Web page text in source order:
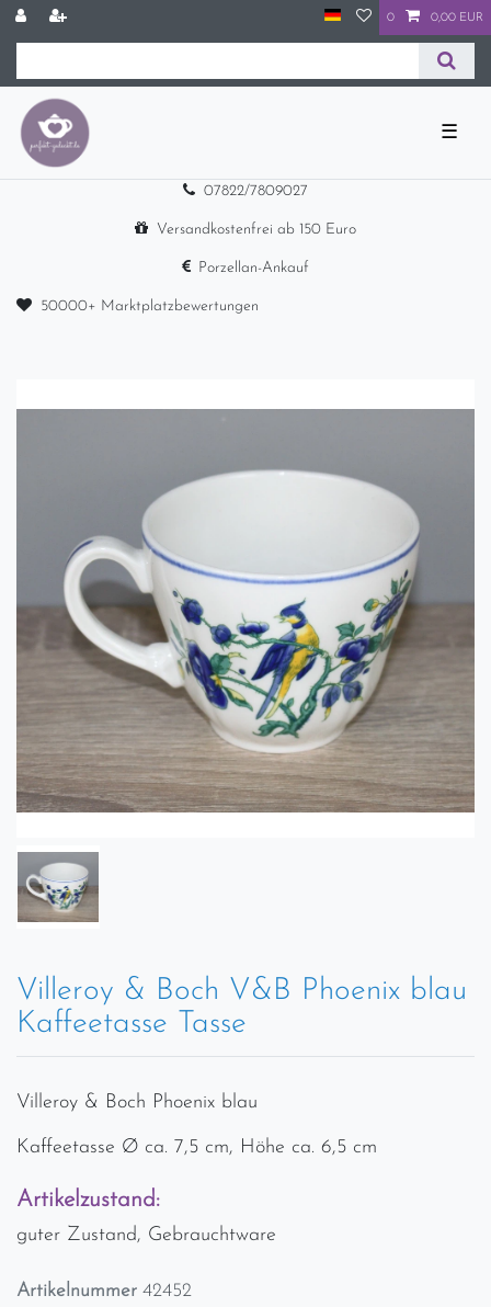
0 0,00 EUR
☰
07822/7809027
Versandkostenfrei ab 150 Euro
Porzellan-Ankauf
50000+ Marktplatzbewertungen
Villeroy & Boch V&B Phoenix blau
Kaffeetasse Tasse
Villeroy & Boch Phoenix blau
Kaffeetasse Ø ca. 7,5 cm, Höhe ca. 6,5 cm
Artikelzustand:
guter Zustand, Gebrauchtware
Artikelnummer 42452